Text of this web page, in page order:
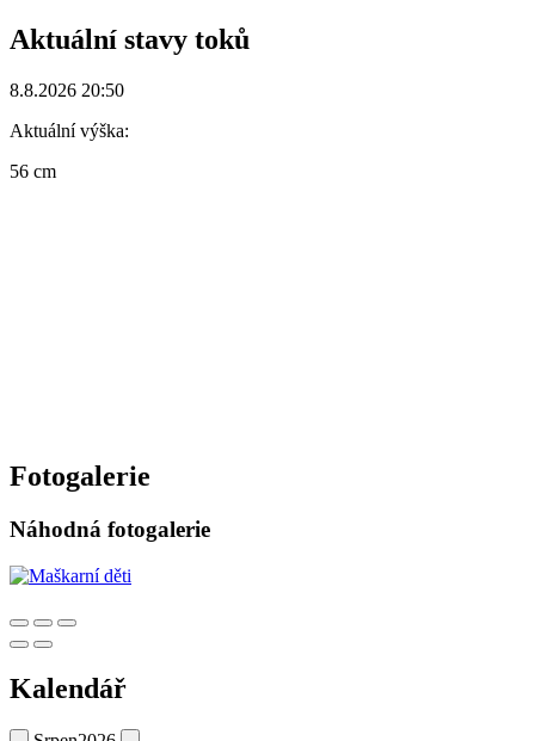
Aktuální stavy toků
8.8.2026 20:50
Aktuální výška:
56 cm
Fotogalerie
Náhodná fotogalerie
Kalendář